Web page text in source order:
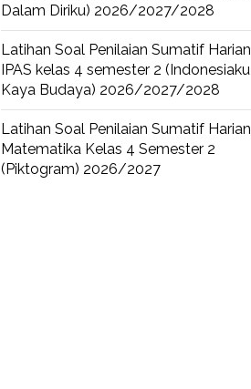
Dalam Diriku) 2026/2027/2028
Latihan Soal Penilaian Sumatif Harian
IPAS kelas 4 semester 2 (Indonesiaku
Kaya Budaya) 2026/2027/2028
Latihan Soal Penilaian Sumatif Harian
Matematika Kelas 4 Semester 2
(Piktogram) 2026/2027